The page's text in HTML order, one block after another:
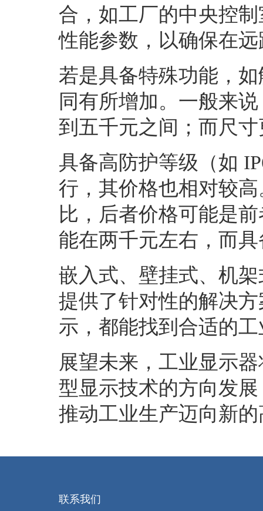
合，如工厂的中央控
性能参数，以确保在
若是具备特殊功能，
同有所增加。一般来说
到五千元之间；而尺
具备高防护等级（如
行，其价格也相对较
比，后者价格可能是
能在两千元左右，而
嵌入式、壁挂式、机
提供了针对性的解决
示，都能找到合适的
展望未来，工业显示
型显示技术的方向发
推动工业生产迈向新
联系我们